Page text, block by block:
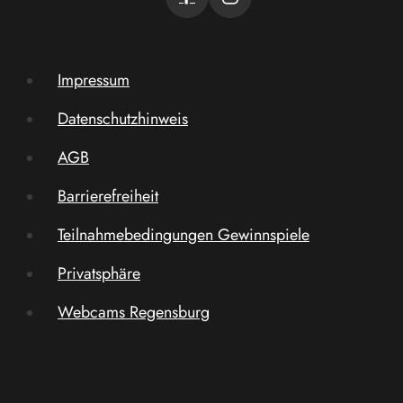
Impressum
Datenschutzhinweis
AGB
Barrierefreiheit
Teilnahmebedingungen Gewinnspiele
Privatsphäre
Webcams Regensburg